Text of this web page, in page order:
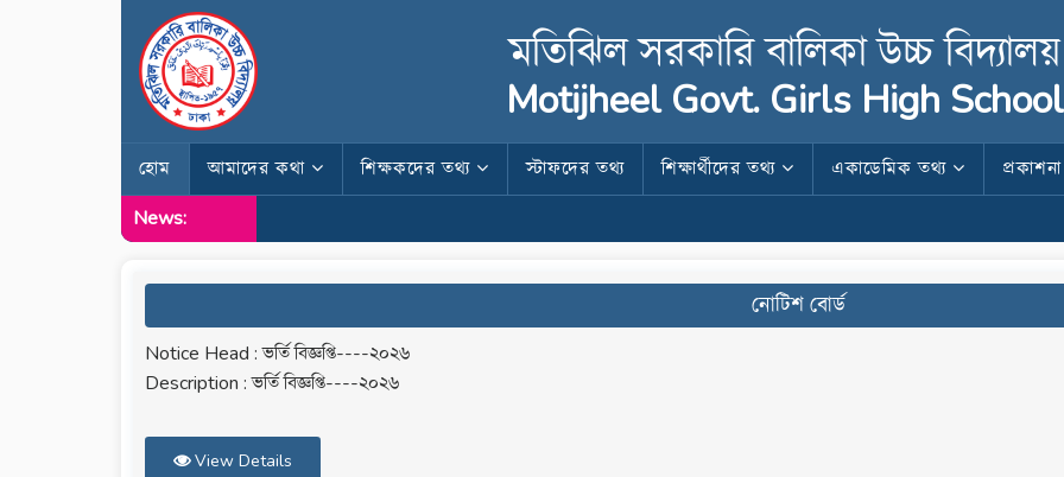
মতিঝিল সরকারি বালিকা উচ্চ বিদ্যালয়
Motijheel Govt. Girls High School
হোম আমাদের কথা শিক্ষকদের তথ্য স্টাফদের তথ্য শিক্ষার্থীদের তথ্য একাডেমিক তথ্য প্রকাশনা
News:
নোটিশ বোর্ড
Notice Head : ভর্তি বিজ্ঞপ্তি----২০২৬
Description : ভর্তি বিজ্ঞপ্তি----২০২৬
View Details